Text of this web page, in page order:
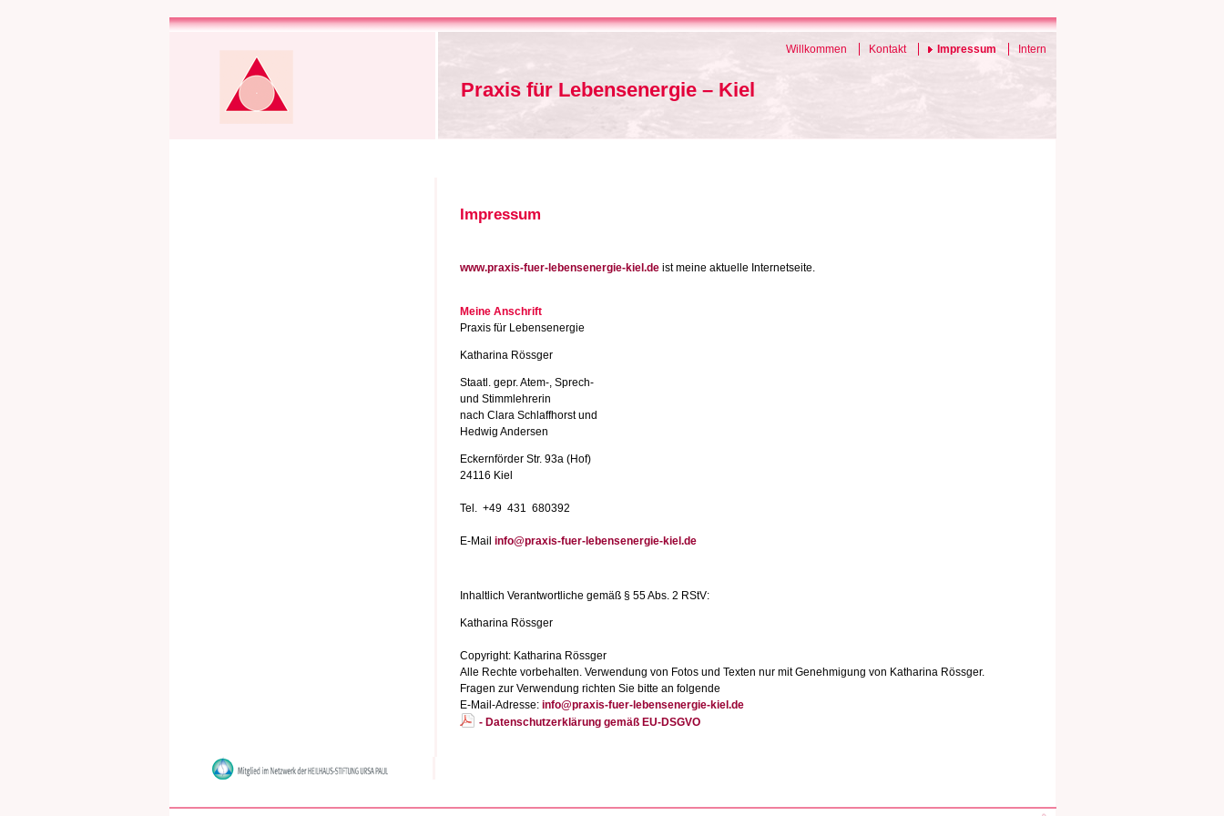
Praxis für Lebensenergie – Kiel
Willkommen Kontakt Impressum Intern
Impressum
www.praxis-fuer-lebensenergie-kiel.deist meine aktuelle Internetseite.
Meine Anschrift
Praxis für Lebensenergie
Katharina Rössger
Staatl. gepr. Atem-, Sprech-
und Stimmlehrerin
nach Clara Schlaffhorst und
Hedwig Andersen
Eckernförder Str. 93a (Hof)
24116 Kiel
Tel. +49 431 680392
E-Mail info@praxis-fuer-lebensenergie-kiel.de
Inhaltlich Verantwortliche gemäß § 55 Abs. 2 RStV:
Katharina Rössger
Copyright: Katharina Rössger
Alle Rechte vorbehalten. Verwendung von Fotos und Texten nur mit Genehmigung von Katharina Rössger.
Fragen zur Verwendung richten Sie bitte an folgende
E-Mail-Adresse: info@praxis-fuer-lebensenergie-kiel.de
- Datenschutzerklärung gemäß EU-DSGVO